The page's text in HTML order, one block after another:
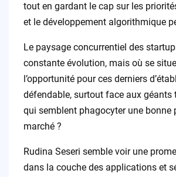
tout en gardant le cap sur les
et le développement algorithmique
Le paysage concurrentiel des
constante évolution, mais où se
l’opportunité pour ces derniers
défendable, surtout face aux géants
qui semblent phagocyter une bonne
marché ?
Rudina Seseri semble voir une
dans la couche des applications et